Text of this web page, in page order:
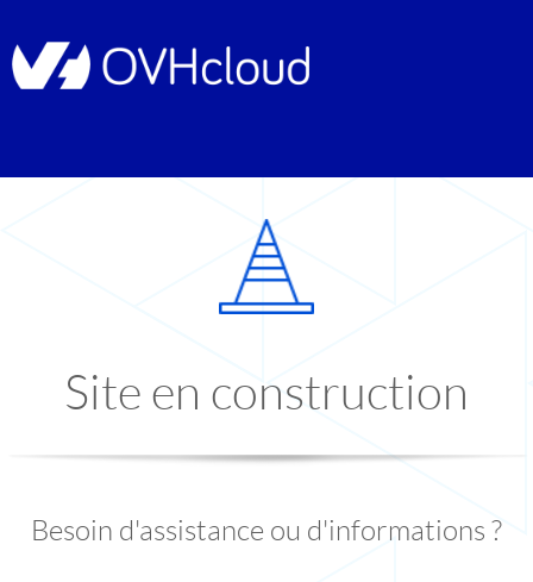
Site en construction
Besoin d'assistance ou d'informations ?